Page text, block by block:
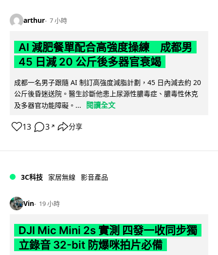
arthur 7 小時
AI 減肥餐單配合高強度操練 成都男
45 日減 20 公斤後多器官衰竭
成都一名男子跟隨 AI 制訂高強度減脂計劃，45 日內減去約 20
公斤後昏迷送院。醫生診斷他患上尿源性膿毒症、膿毒性休克
及多器官功能障礙。...
閱讀全文
13 3 ↗ 分享
3C科技 家居無線 影音產品
Vin 19 小時
DJI Mic Mini 2s 實測 四發一收同步獨
立錄音 32-bit 防爆咪拍片必備